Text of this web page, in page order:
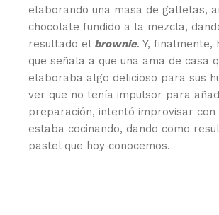
elaborando una masa de galletas,
chocolate fundido a la mezcla,
resultado el brownie. Y, finalmente,
que señala a que una ama de casa
elaboraba algo delicioso para sus
ver que no tenía impulsor para
preparación, intentó improvisar con
estaba cocinando, dando como
pastel que hoy conocemos.